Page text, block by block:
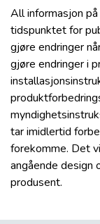
All informasjon
tidspunktet for
gjøre endringer
gjøre endringer i
tar imidlertid
forekomme. Det
angående design
produsent.